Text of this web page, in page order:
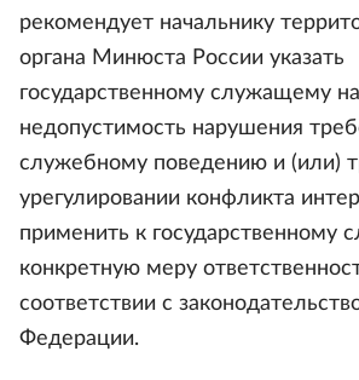
рекомендует начальнику
органа Минюста России указать
государственному служащему на
недопустимость нарушения
служебному поведению и (или)
урегулировании конфликта
применить к государственному
конкретную меру
соответствии с
Федерации.